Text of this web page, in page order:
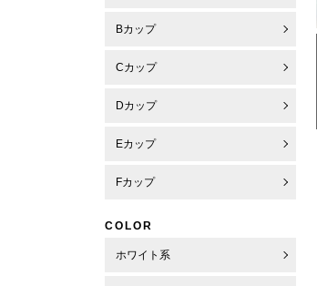
Bカップ
Cカップ
Dカップ
Eカップ
Fカップ
COLOR
ホワイト系